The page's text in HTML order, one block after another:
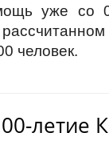
уже со
человек.
летие